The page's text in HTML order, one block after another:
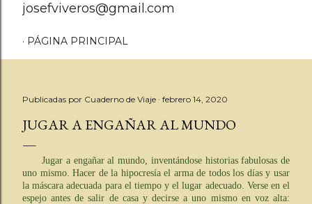
josefviveros@gmail.com
PÁGINA PRINCIPAL
Publicadas por Cuaderno de Viaje febrero 14, 2020
JUGAR A ENGAÑAR AL MUNDO
Jugar a engañar al mundo, inventándose historias fabulosas de
uno mismo. Hacer de la hipocresía el arma de todos los días y usar
la máscara adecuada para el tiempo y el lugar adecuado. Verse en el
espejo antes de salir de casa y decirse a uno mismo en voz alta: